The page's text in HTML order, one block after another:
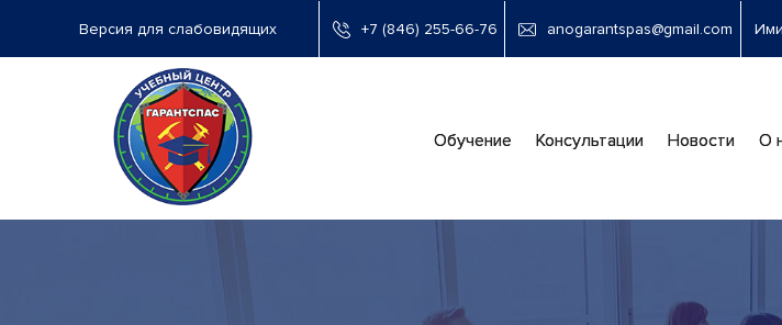
основному
+7 (846) 255-66-76 anogarantspas@gmail.com
Основная
Обучение Консультации Новости О